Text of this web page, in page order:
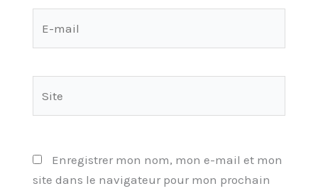
Enregistrer mon nom, mon e-mail et mon
site dans le navigateur pour mon prochain